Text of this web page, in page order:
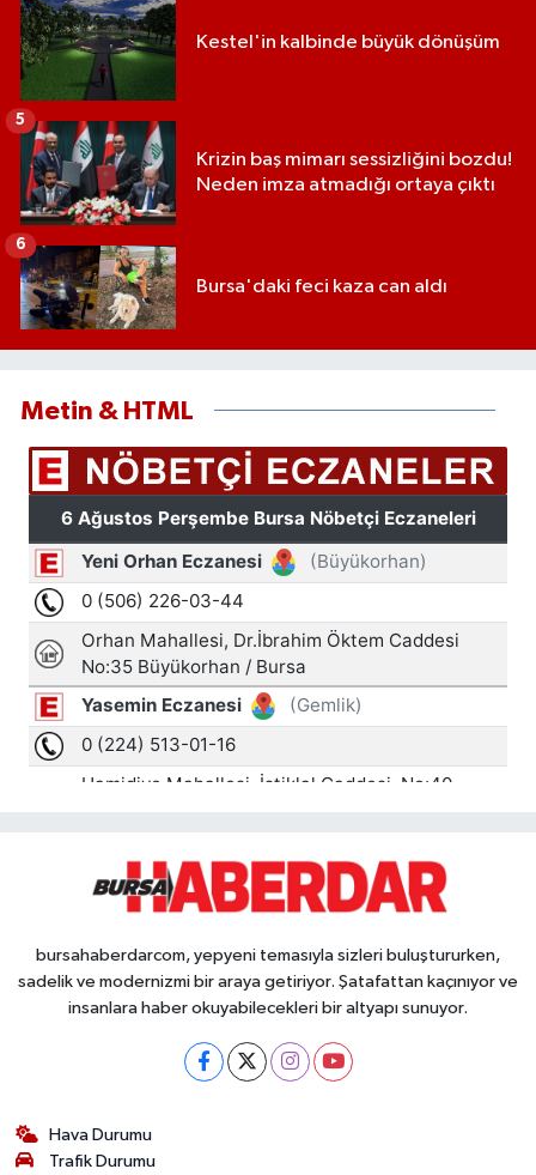
Kestel'in kalbinde büyük dönüşüm
Krizin baş mimarı sessizliğini bozdu!
Neden imza atmadığı ortaya çıktı
5
Bursa'daki feci kaza can aldı
6
Metin & HTML
bursahaberdarcom, yepyeni temasıyla sizleri buluştururken,
sadelik ve modernizmi bir araya getiriyor. Şatafattan kaçınıyor ve
insanlara haber okuyabilecekleri bir altyapı sunuyor.
Hava Durumu
Trafik Durumu